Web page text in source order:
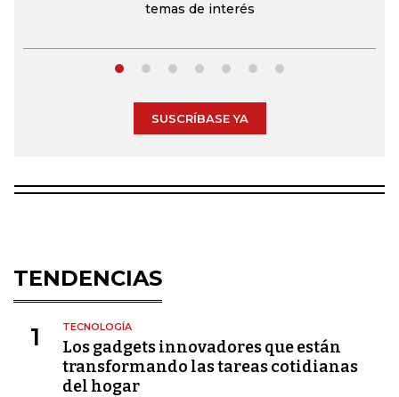
temas de interés
SUSCRÍBASE YA
TENDENCIAS
1 TECNOLOGÍA
Los gadgets innovadores que están
transformando las tareas cotidianas
del hogar